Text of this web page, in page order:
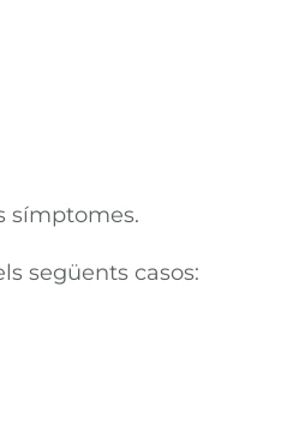
símptomes.
següents casos: